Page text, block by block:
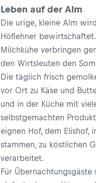
Leben auf der Alm
Die urige, kleine Alm
Höflehner
Milchkühe verbringen
den Wirtsleuten den
Die täglich frisch
vor Ort zu Käse und
und in der Küche mit
selbstgemachten
eignen Hof, dem Elishof,
stammen, zu köstlichen
verarbeitet.
Für Übernachtungsgäste